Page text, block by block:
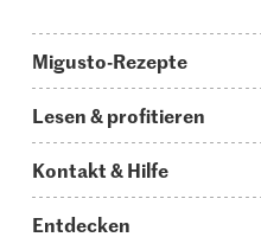
Migusto-Rezepte
Was koche ich heute?
Hauptgerichte
Lesen & profitieren
Storys
Kontakt & Hilfe
Entdecken